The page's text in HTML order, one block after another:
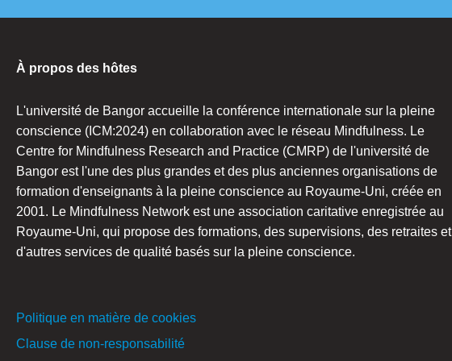
À propos des hôtes
L'université de Bangor accueille la conférence internationale sur la pleine
conscience (ICM:2024) en collaboration avec le réseau Mindfulness. Le
Centre for Mindfulness Research and Practice (CMRP) de l'université de
Bangor est l'une des plus grandes et des plus anciennes organisations de
formation d'enseignants à la pleine conscience au Royaume-Uni, créée en
2001. Le Mindfulness Network est une association caritative enregistrée au
Royaume-Uni, qui propose des formations, des supervisions, des retraites et
d'autres services de qualité basés sur la pleine conscience.
Politique en matière de cookies
Clause de non-responsabilité